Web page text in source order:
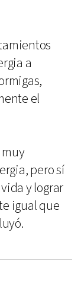
a
el
pero sí
y lograr
igual que